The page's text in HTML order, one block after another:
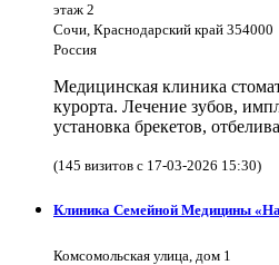
этаж 2
Сочи, Краснодарский край 354000
Россия
Медицинская клиника
курорта. Лечение зубов,
установка брекетов,
(145 визитов с 17-03-2026 15:30)
Клиника Семейной Медицины
Комсомольская улица, дом 1